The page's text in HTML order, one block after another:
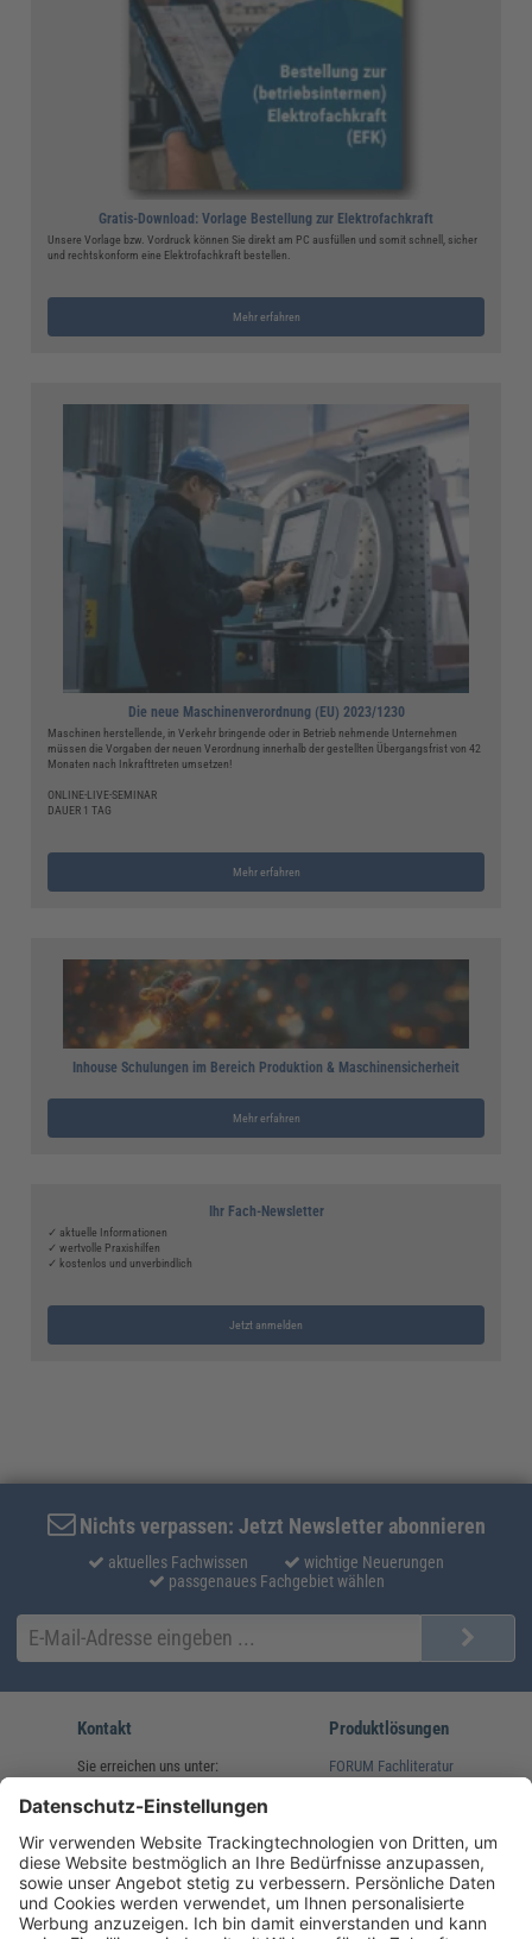
Gratis-Download: Vorlage Bestellung zur Elektrofachkraft
Unsere Vorlage bzw. Vordruck können Sie direkt am PC ausfüllen und somit schnell, sicher
und rechtskonform eine Elektrofachkraft bestellen.
Mehr erfahren
Die neue Maschinenverordnung (EU) 2023/1230
Maschinen herstellende, in Verkehr bringende oder in Betrieb nehmende Unternehmen
müssen die Vorgaben der neuen Verordnung innerhalb der gestellten Übergangsfrist von 42
Monaten nach Inkrafttreten umsetzen!
ONLINE-LIVE-SEMINAR
DAUER 1 TAG
Mehr erfahren
Inhouse Schulungen im Bereich Produktion & Maschinensicherheit
Mehr erfahren
Ihr Fach-Newsletter
✓ aktuelle Informationen
✓ wertvolle Praxishilfen
✓ kostenlos und unverbindlich
Jetzt anmelden
Nichts verpassen: Jetzt Newsletter abonnieren
aktuelles Fachwissen
wichtige Neuerungen
passgenaues Fachgebiet wählen
Kontakt
Sie erreichen uns unter:
(08233) 38 11 23
service@forum-verlag.com
Mo-Do 07:30 - 17:00 Uhr
Fr 07:30 - 15:00 Uhr
Produktlösungen
FORUM Fachliteratur